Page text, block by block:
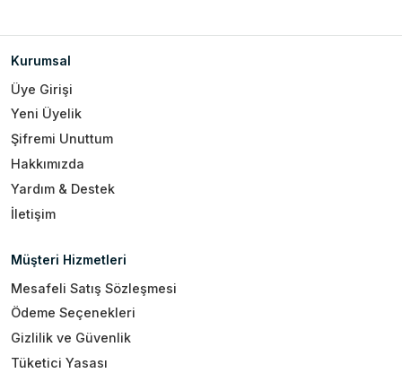
Kurumsal
Üye Girişi
Yeni Üyelik
Şifremi Unuttum
Hakkımızda
Yardım & Destek
İletişim
Müşteri Hizmetleri
Mesafeli Satış Sözleşmesi
Ödeme Seçenekleri
Gizlilik ve Güvenlik
Tüketici Yasası